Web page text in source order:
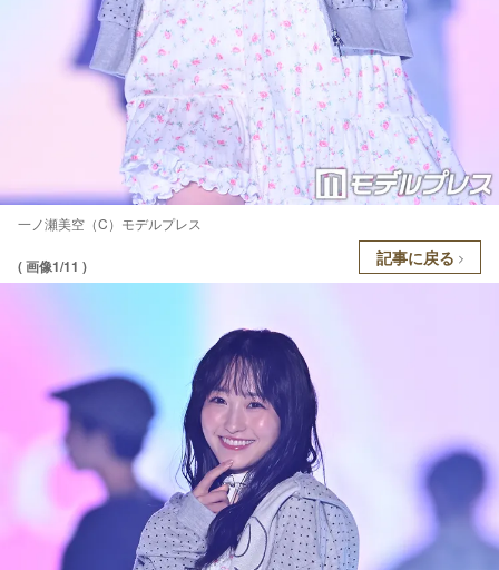
一ノ瀬美空（C）モデルプレス
( 画像1/11 ) 記事に戻る